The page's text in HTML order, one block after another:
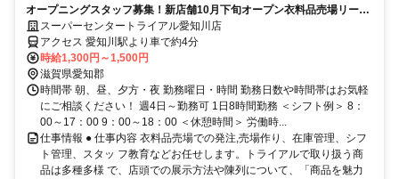
オープニングスタッフ募集！新店舗10月下旬オープン衣料品売場リーダ
ー候補募集※業務経験要
スーパーセンタートライアル愛知川店
アクセス 愛知川駅より車で約4分
時給1,300円～1,500円
滋賀県愛知郡
時間帯 朝、昼、夕方・夜 勤務曜日・時間 勤務日数や時間帯はお気軽
にご相談ください！ 週4日～勤務可 1日8時間勤務 ＜シフト例＞ 8：
00～17：00 9：00～18：00 ＜休憩時間＞ 労働時...
仕事情報 ● 仕事内容 衣料品売場での発注,売場作り、在庫管理、シフ
ト管理、スタッ フ教育などお任せします。トライアルで取り扱う商
品は多種多様 で、店頭での展示方法や陳列について、「商品を魅力